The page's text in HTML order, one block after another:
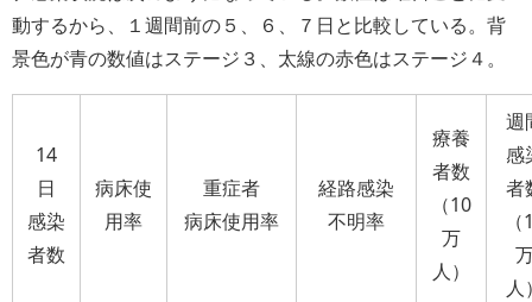
動するから、１週間前の５、６、７日と比較している。背
景色が青の数値はステージ３、太線の赤色はステージ４。
14
日
感染
者数
病床使
用率
重症者
病床使用率
経路感染
不明率
療養
者数
（10
万
人）
週
感
者
人